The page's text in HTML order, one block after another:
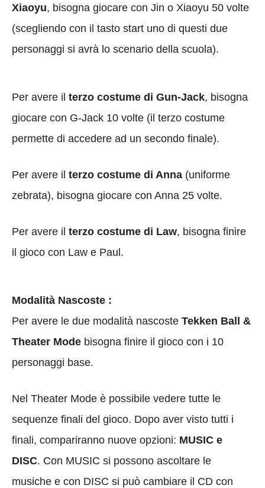
Xiaoyu, bisogna giocare con Jin o Xiaoyu 50 volte
(scegliendo con il tasto start uno di questi due
personaggi si avrà lo scenario della scuola).
Per avere il terzo costume di Gun-Jack, bisogna
giocare con G-Jack 10 volte (il terzo costume
permette di accedere ad un secondo finale).
Per avere il terzo costume di Anna (uniforme
zebrata), bisogna giocare con Anna 25 volte.
Per avere il terzo costume di Law, bisogna finire
il gioco con Law e Paul.
Modalità Nascoste :
Per avere le due modalità nascoste Tekken Ball &
Theater Mode bisogna finire il gioco con i 10
personaggi base.
Nel Theater Mode è possibile vedere tutte le
sequenze finali del gioco. Dopo aver visto tutti i
finali, compariranno nuove opzioni: MUSIC e
DISC. Con MUSIC si possono ascoltare le
musiche e con DISC si può cambiare il CD con